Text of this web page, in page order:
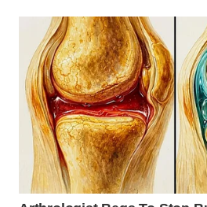
nervoso. Essa visão científica
rigorosa, paciência e respeito